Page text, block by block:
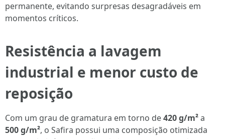
permanente, evitando surpresas desagradáveis em
momentos críticos.
Resistência a lavagem
industrial e menor custo de
reposição
Com um grau de gramatura em torno de420 g/m²a
500 g/m², o Safira possui uma composição otimizada